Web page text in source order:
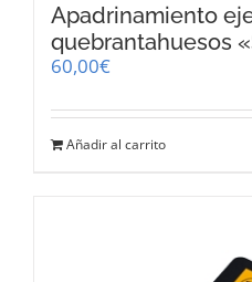
Apadrinamiento
quebrantahuesos
60,00€
Añadir al carrito